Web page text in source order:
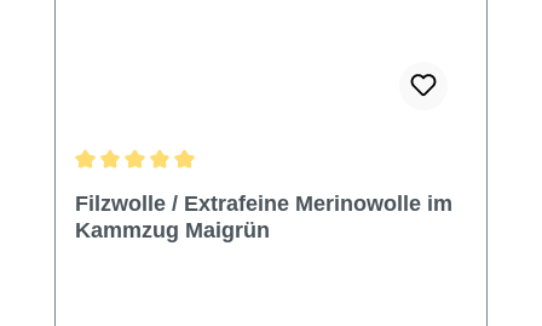
Filzwolle / Extrafeine Merinowolle im
Kammzug Maigrün